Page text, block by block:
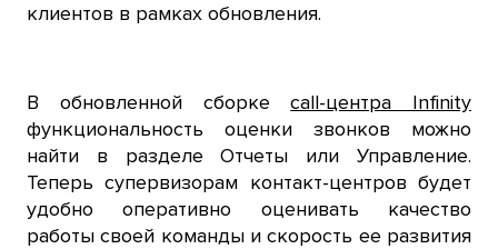
клиентов в рамках обновления.
В обновленной сборкеcall-центра Infinity
функциональность оценки звонков можно
найти в разделе Отчеты или Управление.
Теперь супервизорам контакт-центров будет
удобно оперативно оценивать качество
работы своей команды и скорость ее развития